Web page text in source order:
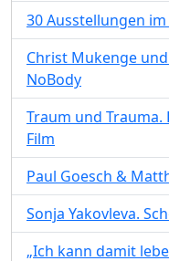
30 Ausstellungen im
Christ Mukenge
NoBody
Traum und
Film
Paul Goesch &
Sonja Yakovleva.
„Ich kann damit